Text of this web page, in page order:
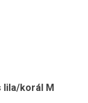
lila/korál M